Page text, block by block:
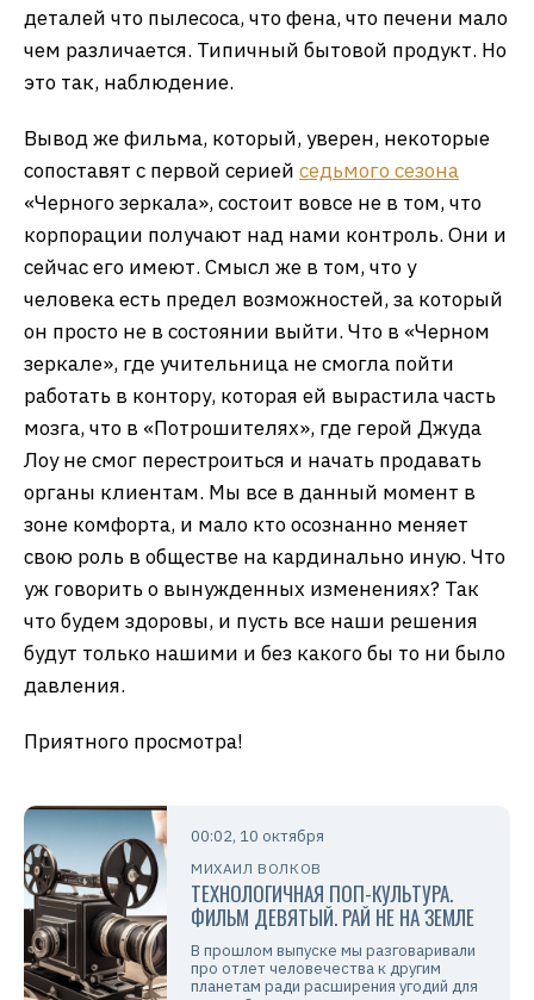
деталей что пылесоса, что фена, что печени мало
чем различается. Типичный бытовой продукт. Но
это так, наблюдение.
Вывод же фильма, который, уверен, некоторые
сопоставят с первой серией седьмого сезона
«Черного зеркала», состоит вовсе не в том, что
корпорации получают над нами контроль. Они и
сейчас его имеют. Смысл же в том, что у
человека есть предел возможностей, за который
он просто не в состоянии выйти. Что в «Черном
зеркале», где учительница не смогла пойти
работать в контору, которая ей вырастила часть
мозга, что в «Потрошителях», где герой Джуда
Лоу не смог перестроиться и начать продавать
органы клиентам. Мы все в данный момент в
зоне комфорта, и мало кто осознанно меняет
свою роль в обществе на кардинально иную. Что
уж говорить о вынужденных изменениях? Так
что будем здоровы, и пусть все наши решения
будут только нашими и без какого бы то ни было
давления.
Приятного просмотра!
00:02, 10 октября
МИХАИЛ ВОЛКОВ
ТЕХНОЛОГИЧНАЯ ПОП-КУЛЬТУРА.
ФИЛЬМ ДЕВЯТЫЙ. РАЙ НЕ НА ЗЕМЛЕ
В прошлом выпуске мы разговаривали
про отлет человечества к другим
планетам ради расширения угодий для